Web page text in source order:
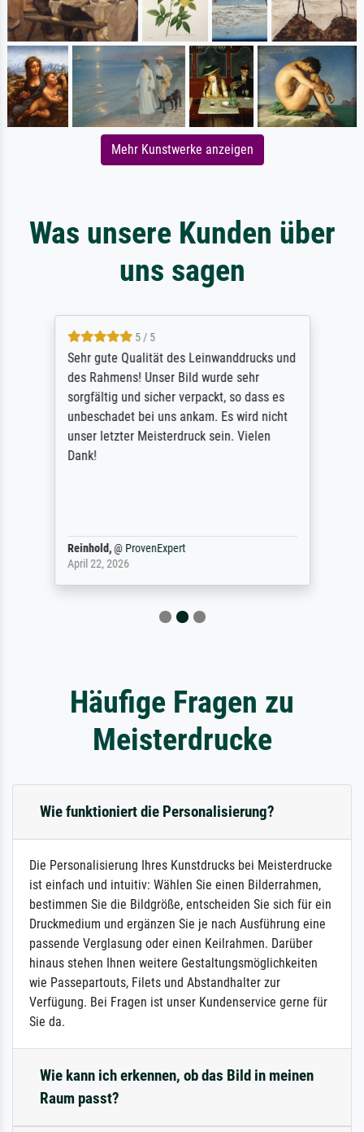
Mehr Kunstwerke anzeigen
Was unsere Kunden über
uns sagen
5 / 5
Sehr gute Qualität des Leinwanddrucks und
des Rahmens! Unser Bild wurde sehr
sorgfältig und sicher verpackt, so dass es
unbeschadet bei uns ankam. Es wird nicht
unser letzter Meisterdruck sein. Vielen
Dank!
Reinhold,@ ProvenExpert
April 22, 2026
Häufige Fragen zu
Meisterdrucke
Wie funktioniert die Personalisierung?
Die Personalisierung Ihres Kunstdrucks bei Meisterdrucke
ist einfach und intuitiv: Wählen Sie einen Bilderrahmen,
bestimmen Sie die Bildgröße, entscheiden Sie sich für ein
Druckmedium und ergänzen Sie je nach Ausführung eine
passende Verglasung oder einen Keilrahmen. Darüber
hinaus stehen Ihnen weitere Gestaltungsmöglichkeiten
wie Passepartouts, Filets und Abstandhalter zur
Verfügung. Bei Fragen ist unser Kundenservice gerne für
Sie da.
Wie kann ich erkennen, ob das Bild in meinen
Raum passt?